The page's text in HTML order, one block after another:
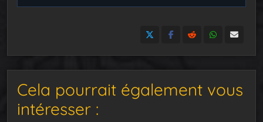
Cela pourrait également vous
intéresser :